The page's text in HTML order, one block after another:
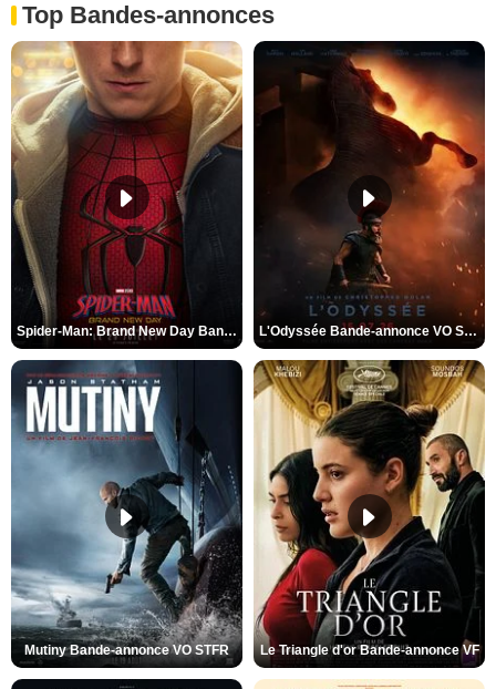
Top Bandes-annonces
Spider-Man: Brand New Day Bande-annonce VO STFR L'Odyssée Bande-annonce VO STFR
Mutiny Bande-annonce VO STFR Le Triangle d'or Bande-annonce VF